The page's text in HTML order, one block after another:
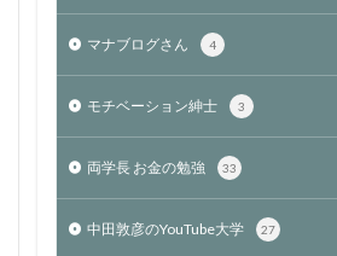
マナブログさん 4
モチベーション紳士 3
両学長 お金の勉強 33
中田敦彦のYouTube大学 27